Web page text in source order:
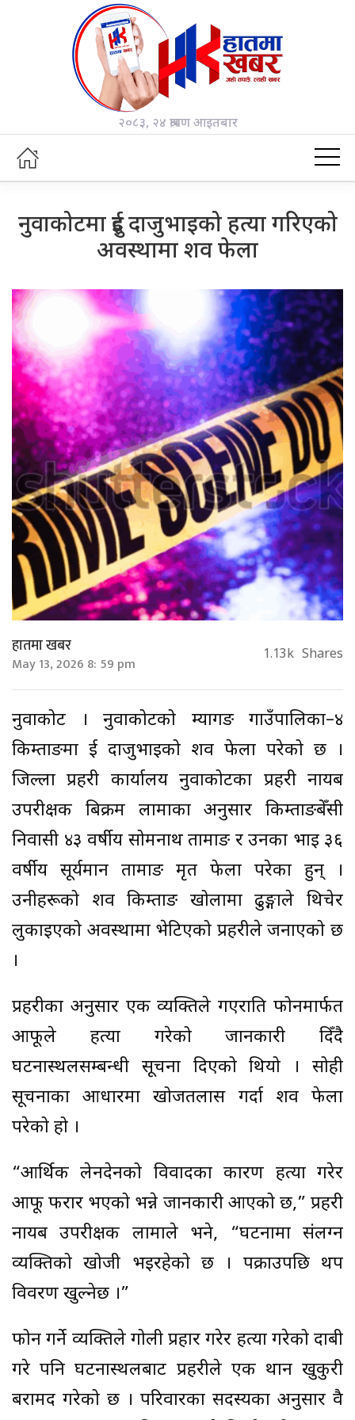
२०८३, २४ श्रावण आइतबार
नुवाकोटमा दुई दाजुभाइको हत्या गरिएको
अवस्थामा शव फेला
हातमा खबर
May 13, 2026 8: 59 pm 1.13k Shares
नुवाकोट । नुवाकोटको म्यागङ गाउँपालिका–४
किम्ताङमा दुई दाजुभाइको शव फेला परेको छ ।
जिल्ला प्रहरी कार्यालय नुवाकोटका प्रहरी नायब
उपरीक्षक बिक्रम लामाका अनुसार किम्ताङबेँसी
निवासी ४३ वर्षीय सोमनाथ तामाङ र उनका भाइ ३६
वर्षीय सूर्यमान तामाङ मृत फेला परेका हुन् ।
उनीहरूको शव किम्ताङ खोलामा ढुङ्गाले थिचेर
लुकाइएको अवस्थामा भेटिएको प्रहरीले जनाएको छ
।
प्रहरीका अनुसार एक व्यक्तिले गएराति फोनमार्फत
आफूले हत्या गरेको जानकारी दिँदै
घटनास्थलसम्बन्धी सूचना दिएको थियो । सोही
सूचनाका आधारमा खोजतलास गर्दा शव फेला
परेको हो ।
“आर्थिक लेनदेनको विवादका कारण हत्या गरेर
आफू फरार भएको भन्ने जानकारी आएको छ,” प्रहरी
नायब उपरीक्षक लामाले भने, “घटनामा संलग्न
व्यक्तिको खोजी भइरहेको छ । पक्राउपछि थप
विवरण खुल्नेछ ।”
फोन गर्ने व्यक्तिले गोली प्रहार गरेर हत्या गरेको दाबी
गरे पनि घटनास्थलबाट प्रहरीले एक थान खुकुरी
बरामद गरेको छ । परिवारका सदस्यका अनुसार दुवै